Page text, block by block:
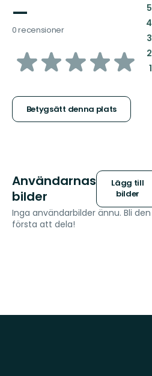
—
0 recensioner
av
stjärnor
Betygsätt denna plats
5:
4:
3:
2:
1:
Användarnas
bilder
Lägg till
bilder
Inga användarbilder ännu. Bli den
första att dela!